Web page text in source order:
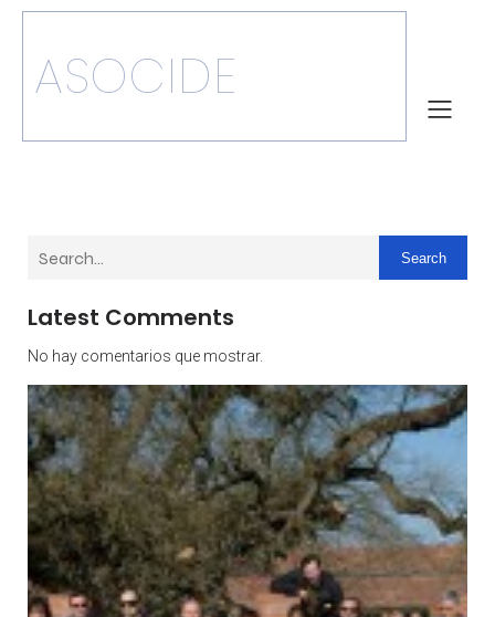
ASOCIDE
Search
Latest Comments
No hay comentarios que mostrar.